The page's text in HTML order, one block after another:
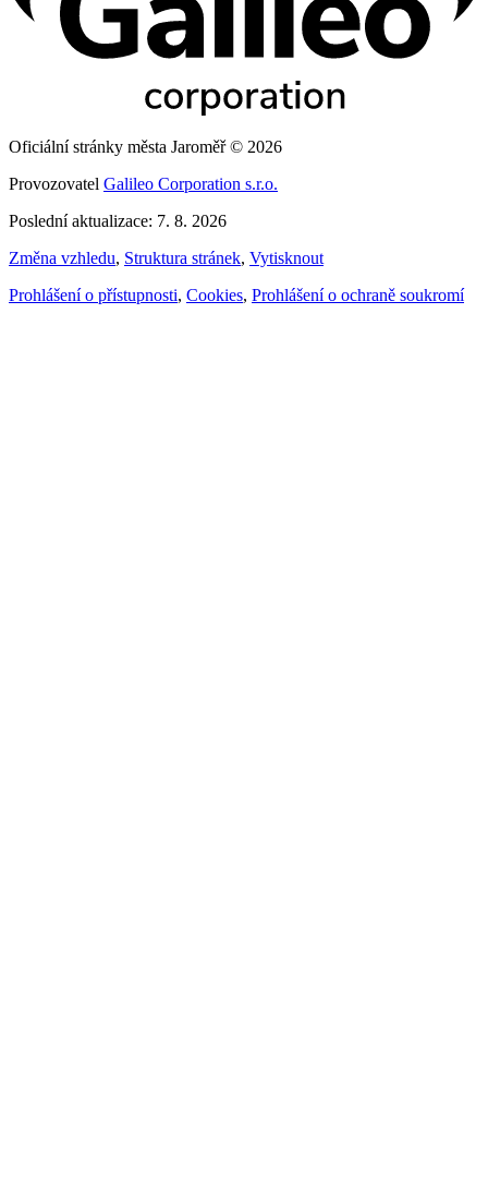
Oficiální stránky města Jaroměř © 2026
Provozovatel Galileo Corporation s.r.o.
Poslední aktualizace: 7. 8. 2026
Změna vzhledu, Struktura stránek, Vytisknout
Prohlášení o přístupnosti, Cookies, Prohlášení o ochraně soukromí